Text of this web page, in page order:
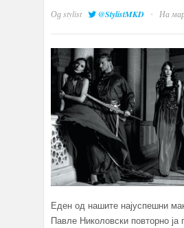
Одstylist @StylistMKD · На
Еден од нашите најуспешни
Павле Николовски повторно ја